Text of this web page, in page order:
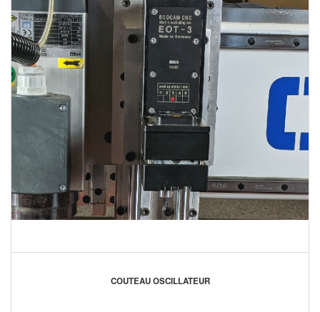
COUTEAU OSCILLATEUR